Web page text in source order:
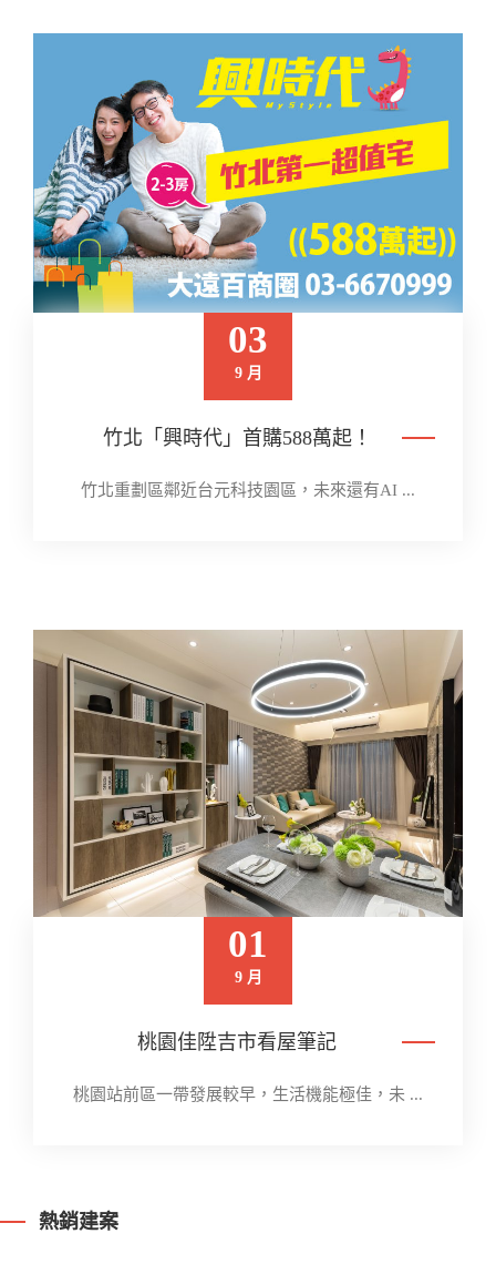
03
9 月
竹北「興時代」首購588萬起！
竹北重劃區鄰近台元科技園區，未來還有AI ...
01
9 月
桃園佳陞吉市看屋筆記
桃園站前區一帶發展較早，生活機能極佳，未 ...
熱銷建案